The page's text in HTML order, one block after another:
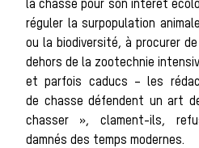
Les
de
la chasse pour son intérêt
réguler la surpopulation
ou la biodiversité, à procurer
dehors de la zootechnie
et parfois caducs – les
de chasse défendent un art
chasser », clament-ils,
damnés des temps modernes.